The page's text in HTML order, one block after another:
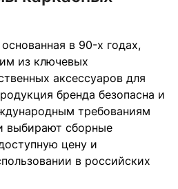
в 90-х годах,
из ключевых
аксессуаров для
бренда безопасна и
требованиям
выбирают сборные
цену и
в российских